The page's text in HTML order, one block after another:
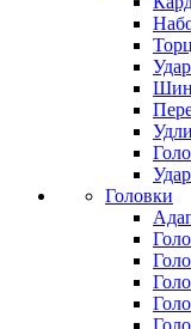
Головки